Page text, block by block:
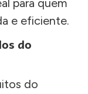
e eficiente.
do
do